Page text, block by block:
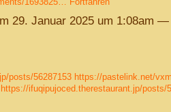
29. Januar 2025 um 1:08am —
posts/56287153 https://pastelink.net/
https://ifuqipujoced.therestaurant.jp/posts/